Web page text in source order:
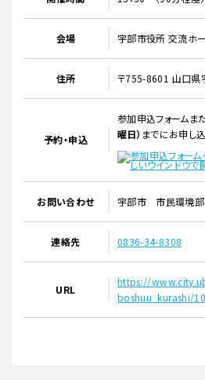
会場 宇部市役所 交流ホ
住所 〒755-8601 山口県
予約・申込
参加申込フォームま
曜日） までにお申し
お問い合わせ 宇部市 市民環境部
連絡先 0836-34-8308
URL
https://
boshuu_kurashi/